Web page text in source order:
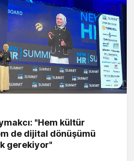
"Hem kültür
de dijital dönüşümü
gerekiyor"